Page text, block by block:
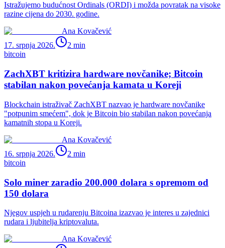
Istražujemo budućnost Ordinals (ORDI) i možda povratak na visoke
razine cijena do 2030. godine.
Ana Kovačević
17. srpnja 2026.
2 min
bitcoin
ZachXBT kritizira hardware novčanike; Bitcoin
stabilan nakon povećanja kamata u Koreji
Blockchain istraživač ZachXBT nazvao je hardware novčanike
"potpunim smećem", dok je Bitcoin bio stabilan nakon povećanja
kamatnih stopa u Koreji.
Ana Kovačević
16. srpnja 2026.
2 min
bitcoin
Solo miner zaradio 200.000 dolara s opremom od
150 dolara
Njegov uspjeh u rudarenju Bitcoina izazvao je interes u zajednici
rudara i ljubitelja kriptovaluta.
Ana Kovačević